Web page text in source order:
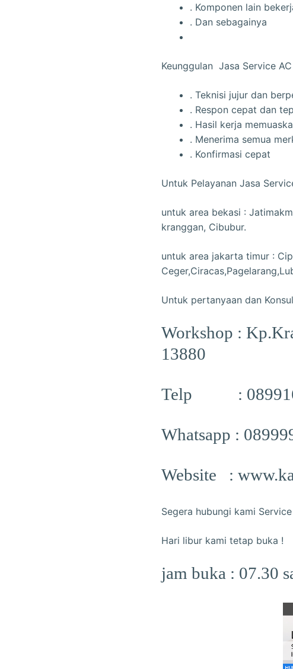
. Komponen lain
. Dan sebagainya
Keunggulan Jasa Service
. Teknisi jujur dan
. Respon cepat dan
. Hasil kerja
. Menerima semua
. Konfirmasi cepat
Untuk Pelayanan Jasa
untuk area bekasi :
kranggan, Cibubur.
untuk area jakarta timur :
Untuk pertanyaan dan
Workshop :
13880
Telp :
Whatsapp :
Website :
Segera hubungi kami
Hari libur kami tetap buka !
jam buka : 07.30